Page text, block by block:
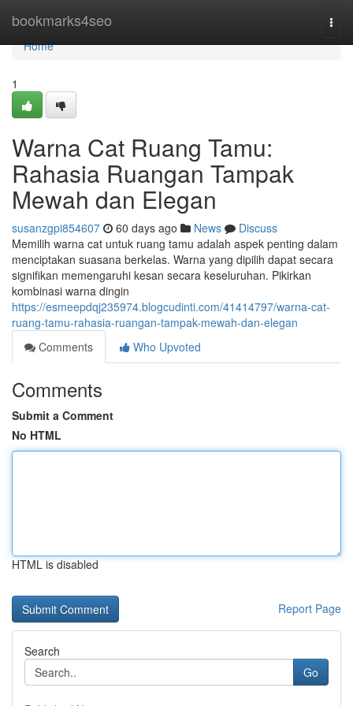
bookmarks4seo
Home
Home
1
Warna Cat Ruang Tamu:
Rahasia Ruangan Tampak
Mewah dan Elegan
susanzgpi854607 60 days ago News
Discuss
Memilih warna cat untuk ruang tamu adalah aspek penting dalam
menciptakan suasana berkelas. Warna yang dipilih dapat secara
signifikan memengaruhi kesan secara keseluruhan. Pikirkan
kombinasi warna dingin
https://esmeepdqj235974.blogcudinti.com/41414797/warna-cat-
ruang-tamu-rahasia-ruangan-tampak-mewah-dan-elegan
Comments
Who Upvoted
Comments
Submit a Comment
No HTML
HTML is disabled
Report Page
Search
Go